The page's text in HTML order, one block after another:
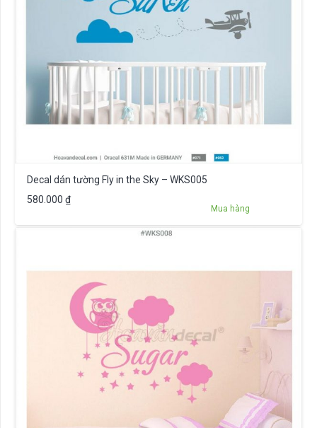
Decal dán tường Fly in the Sky – WKS005
580.000 ₫
Mua hàng